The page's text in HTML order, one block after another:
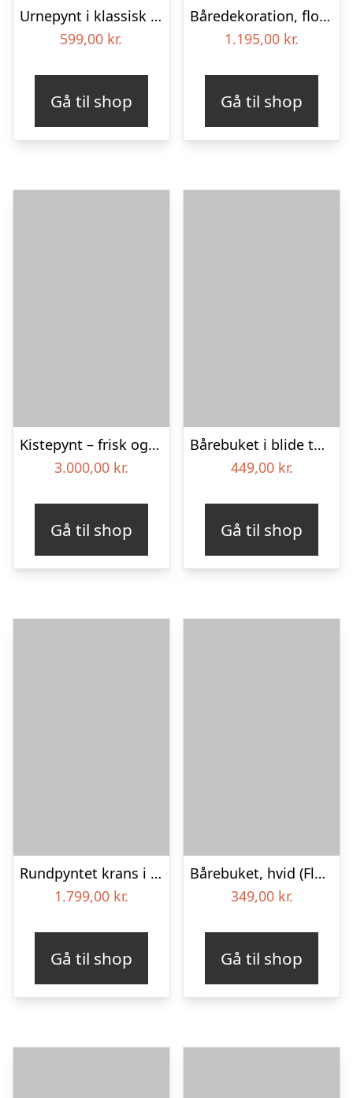
Urnepynt i klassisk stil – pink
599,00 kr.
Gå til shop
Båredekoration, floristens valg – Blomster til begravelse
1.195,00 kr.
Gå til shop
Kistepynt – frisk og fyldig – Blomster til begravelse
3.000,00 kr.
Gå til shop
Bårebuket i blide toner med bånd
449,00 kr.
Gå til shop
Rundpyntet krans i klassisk stil med bånd
1.799,00 kr.
Gå til shop
Bårebuket, hvid (Floristens kreative valg)
349,00 kr.
Gå til shop